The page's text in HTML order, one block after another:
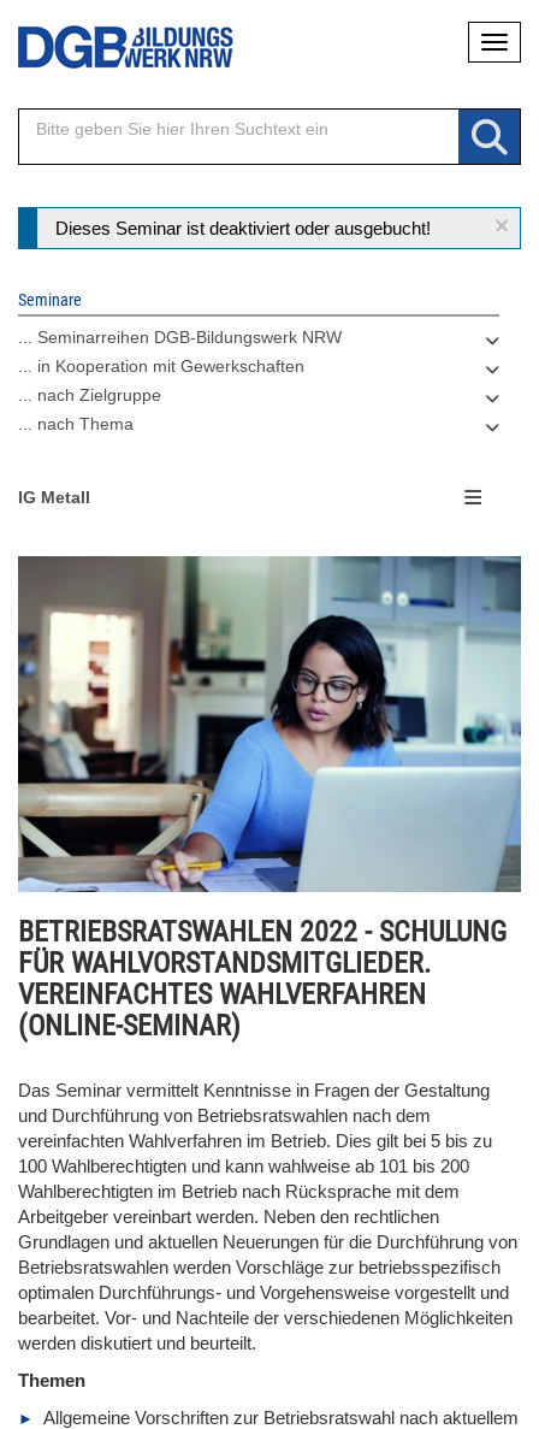
Direkt
Inhalt
×
Statusmeldung
Dieses Seminar ist deaktiviert oder ausgebucht!
Seminare
... Seminarreihen DGB-Bildungswerk NRW
... in Kooperation mit Gewerkschaften
... nach Zielgruppe
... nach Thema
IG Metall
BETRIEBSRATSWAHLEN 2022 - SCHULUNG
FÜR WAHLVORSTANDSMITGLIEDER.
VEREINFACHTES WAHLVERFAHREN
(ONLINE-SEMINAR)
Das Seminar vermittelt Kenntnisse in Fragen der Gestaltung
und Durchführung von Betriebsratswahlen nach dem
vereinfachten Wahlverfahren im Betrieb. Dies gilt bei 5 bis zu
100 Wahlberechtigten und kann wahlweise ab 101 bis 200
Wahlberechtigten im Betrieb nach Rücksprache mit dem
Arbeitgeber vereinbart werden. Neben den rechtlichen
Grundlagen und aktuellen Neuerungen für die Durchführung von
Betriebsratswahlen werden Vorschläge zur betriebsspezifisch
optimalen Durchführungs- und Vorgehensweise vorgestellt und
bearbeitet. Vor- und Nachteile der verschiedenen Möglichkeiten
werden diskutiert und beurteilt.
Themen
Allgemeine Vorschriften zur Betriebsratswahl nach aktuellem